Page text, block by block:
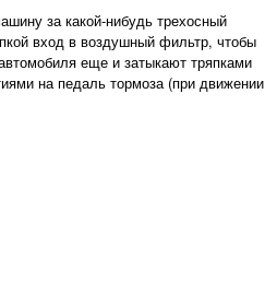
за какой-нибудь трехосный
вход в воздушный фильтр, чтобы
еще и затыкают тряпками
на педаль тормоза (при движении